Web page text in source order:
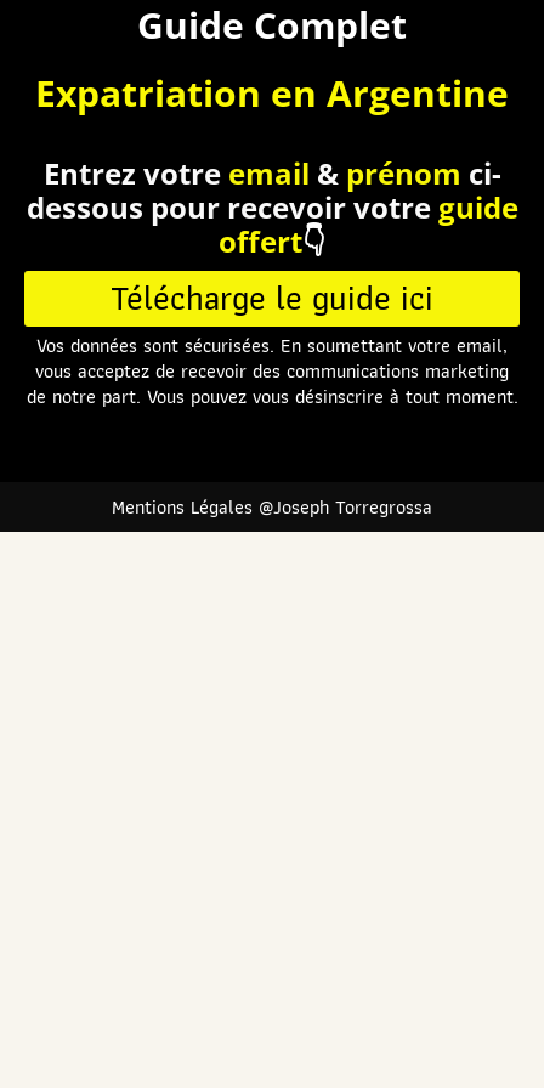
Guide Complet
Expatriation en Argentine
Entrez votre email & prénom ci-
dessous pour recevoir votre guide
offert👇
Télécharge le guide ici
Vos données sont sécurisées. En soumettant votre email,
vous acceptez de recevoir des communications marketing
de notre part. Vous pouvez vous désinscrire à tout moment.
Mentions Légales @Joseph Torregrossa